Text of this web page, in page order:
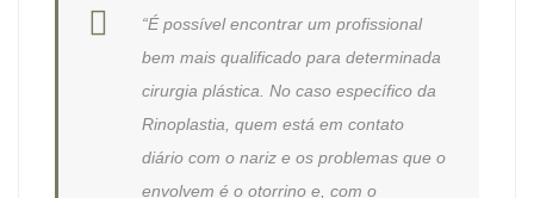
“É possível encontrar um profissional
bem mais qualificado para determinada
cirurgia plástica. No caso específico da
Rinoplastia, quem está em contato
diário com o nariz e os problemas que o
envolvem é o otorrino e, com o